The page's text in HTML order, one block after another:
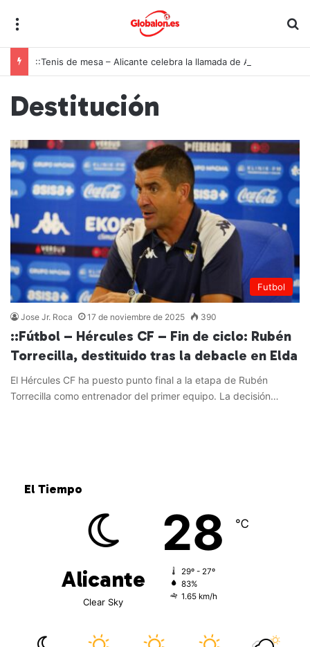
Destitución
Futbol
Jose Jr. Roca 17 de noviembre de 2025 390
::Fútbol – Hércules CF – Fin de ciclo: Rubén
Torrecilla, destituido tras la debacle en Elda
El Hércules CF ha puesto punto final a la etapa de Rubén
Torrecilla como entrenador del primer equipo. La decisión…
El Tiempo
Alicante
Clear Sky
28 ℃
29º - 27º
83%
1.65 km/h